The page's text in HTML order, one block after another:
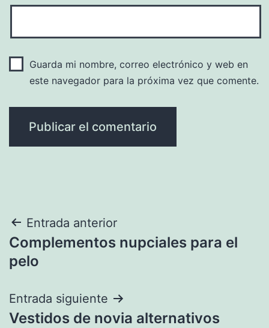
Guarda mi nombre, correo electrónico y web en
este navegador para la próxima vez que comente.
Navegación
de
Entrada anterior
Complementos nupciales para el
pelo
Entrada siguiente
Vestidos de novia alternativos